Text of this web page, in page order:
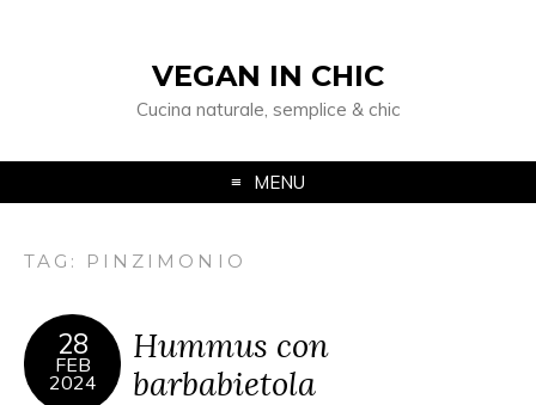
VEGAN IN CHIC
Cucina naturale, semplice & chic
MENU
TAG: PINZIMONIO
28
FEB
2024
Hummus con
barbabietola